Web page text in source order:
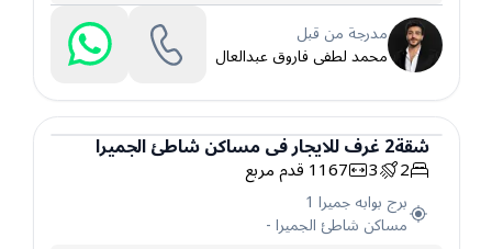
مدرجة من قبل
محمد لطفى فاروق عبدالعال
شقة
شقة2غرفللايجارفيمساكن شاطئ الجميرا
2
3
1167قدم مربع
برج بوابه جميرا 1
مساكن شاطئ الجميرا-